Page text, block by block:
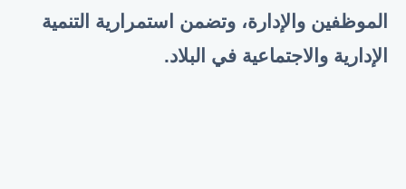
الموظفين والإدارة، وتضمن استمرارية التنمية
الإدارية والاجتماعية في البلاد.